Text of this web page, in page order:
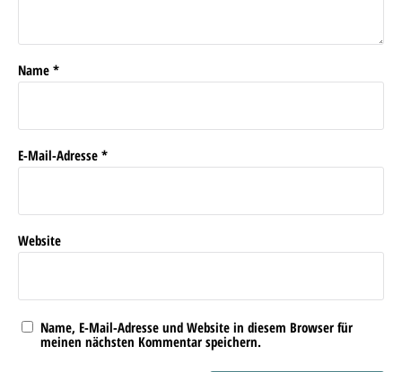
Name *
E-Mail-Adresse *
Website
Name, E-Mail-Adresse und Website in diesem Browser für
meinen nächsten Kommentar speichern.